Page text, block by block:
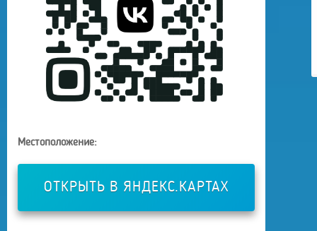
Местоположение:
ОТКРЫТЬ В ЯНДЕКС.КАРТАХ